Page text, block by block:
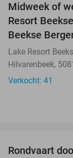
Midweek of
Resort
Beekse
Lake Resort
Hilvarenbeek,
Verkocht: 41
Rondvaart